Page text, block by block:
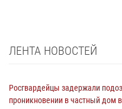
ЛЕНТА НОВОСТЕЙ
Росгвардейцы задержали
проникновении в частный дом